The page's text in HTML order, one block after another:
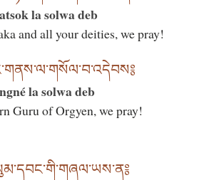
la solwa deb
and all your deities, we pray!
la solwa deb
Guru of Orgyen, we pray!